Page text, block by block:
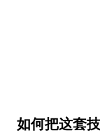
如何把这套